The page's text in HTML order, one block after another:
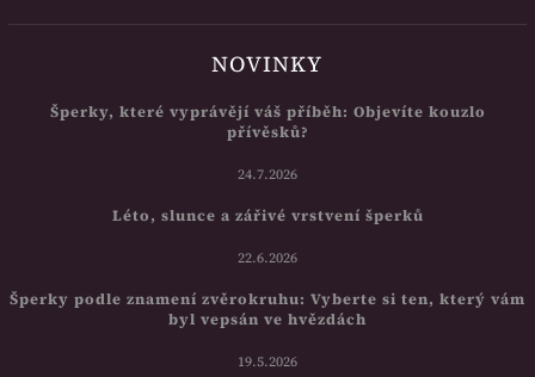
NOVINKY
Šperky, které vyprávějí váš příběh: Objevíte kouzlo
přívěsků?
24.7.2026
Léto, slunce a zářivé vrstvení šperků
22.6.2026
Šperky podle znamení zvěrokruhu: Vyberte si ten, který vám
byl vepsán ve hvězdách
19.5.2026